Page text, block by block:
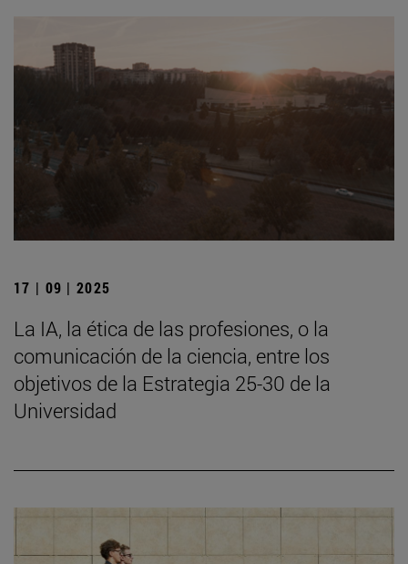
17 | 09 | 2025
La IA, la ética de las profesiones, o la
comunicación de la ciencia, entre los
objetivos de la Estrategia 25-30 de la
Universidad